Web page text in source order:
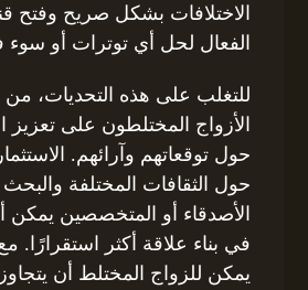
الاختلافات بشكل صريح وفتح
الفعال لحل أي توترات أو سوء
للتغلب على هذه التحديات،
الأزواج المختلطون على تعزيز
حول توقعاتهم وآرائهم.
حول الثقافات المختلفة
الأصدقاء أو المتخصصين يمكن
في بناء علاقة أكثر استقرارًا.
يمكن للزواج المختلط أن